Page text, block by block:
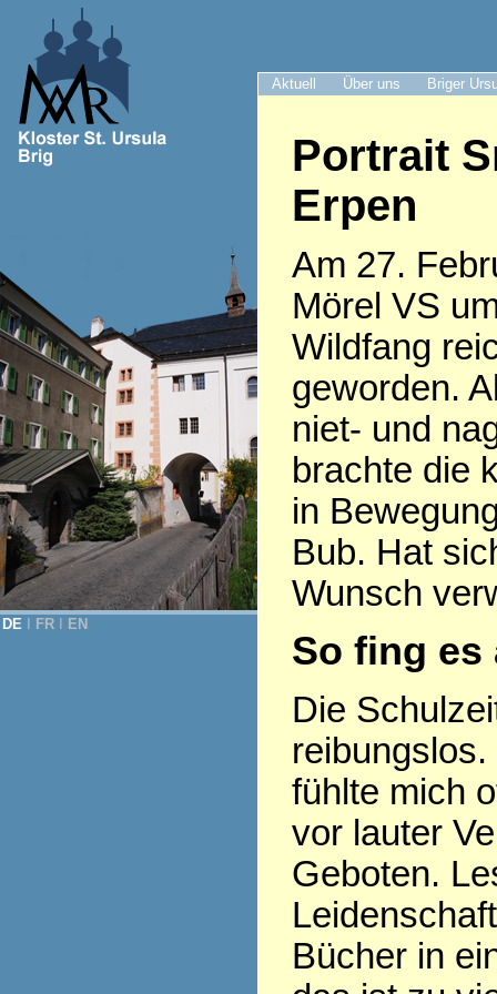
Aktuell Über uns Briger
DE FR EN
Portrait
Erpen
Am 27.
Mörel VS
Wildfang
geworden.
niet- und
brachte die
in
Bub. Hat
Wunsch
So fing es
Die
fühlte mich
vor lauter
Geboten.
Bücher in